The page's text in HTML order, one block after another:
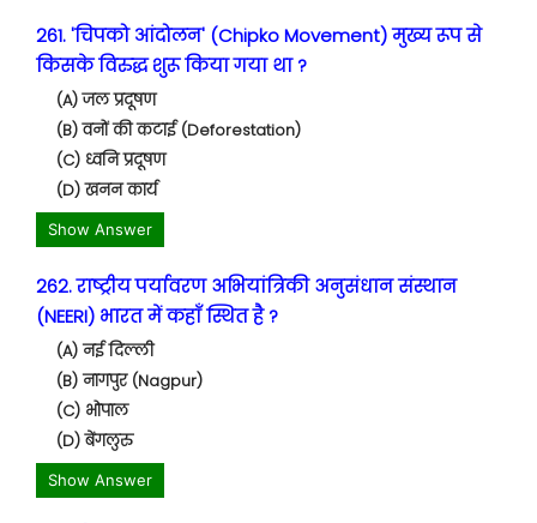
261. 'चिपको आंदोलन' (Chipko Movement) मुख्य रूप से
किसके विरुद्ध शुरू किया गया था ?
(A) जल प्रदूषण
(B) वनों की कटाई (Deforestation)
(C) ध्वनि प्रदूषण
(D) खनन कार्य
Show Answer
262. राष्ट्रीय पर्यावरण अभियांत्रिकी अनुसंधान संस्थान
(NEERI) भारत में कहाँ स्थित है ?
(A) नई दिल्ली
(B) नागपुर (Nagpur)
(C) भोपाल
(D) बेंगलुरु
Show Answer